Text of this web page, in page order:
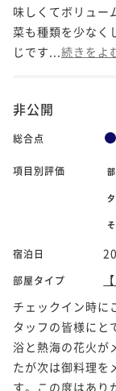
味しくてボリュー
菜も種類を少なく
じです... 続きをよ
非公開
総合点
項目別評価
宿泊日
部屋タイプ
チェックイン時に
タッフの皆様にと
浴と熱海の花火が
たが次は御料理を
す。この度はあり